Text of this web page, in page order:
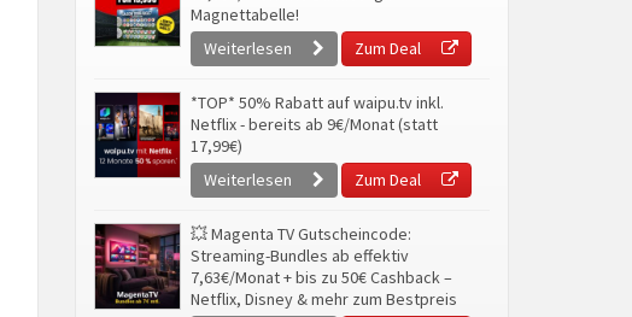
Magnettabelle!
Weiterlesen
Zum Deal
*TOP* 50% Rabatt auf waipu.tv inkl.
Netflix - bereits ab 9€/Monat (statt
17,99€)
Weiterlesen
Zum Deal
💥 Magenta TV Gutscheincode:
Streaming-Bundles ab effektiv
7,63€/Monat + bis zu 50€ Cashback –
Netflix, Disney & mehr zum Bestpreis